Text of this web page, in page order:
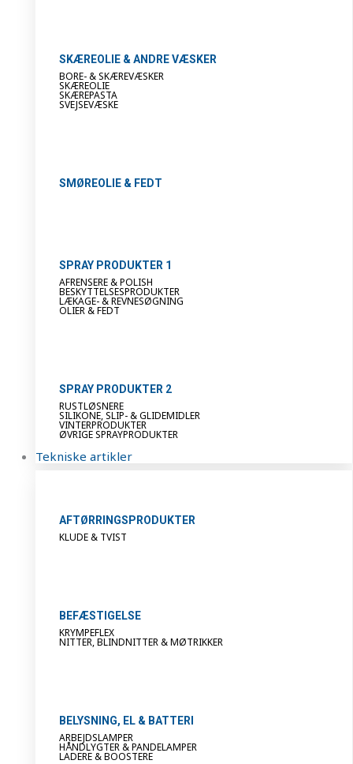
SKÆREOLIE & ANDRE VÆSKER
BORE- & SKÆREVÆSKER
SKÆREOLIE
SKÆREPASTA
SVEJSEVÆSKE
SMØREOLIE & FEDT
SPRAY PRODUKTER 1
AFRENSERE & POLISH
BESKYTTELSESPRODUKTER
LÆKAGE- & REVNESØGNING
OLIER & FEDT
SPRAY PRODUKTER 2
RUSTLØSNERE
SILIKONE, SLIP- & GLIDEMIDLER
VINTERPRODUKTER
ØVRIGE SPRAYPRODUKTER
Tekniske artikler
AFTØRRINGSPRODUKTER
KLUDE & TVIST
BEFÆSTIGELSE
KRYMPEFLEX
NITTER, BLINDNITTER & MØTRIKKER
BELYSNING, EL & BATTERI
ARBEJDSLAMPER
HÅNDLYGTER & PANDELAMPER
LADERE & BOOSTERE